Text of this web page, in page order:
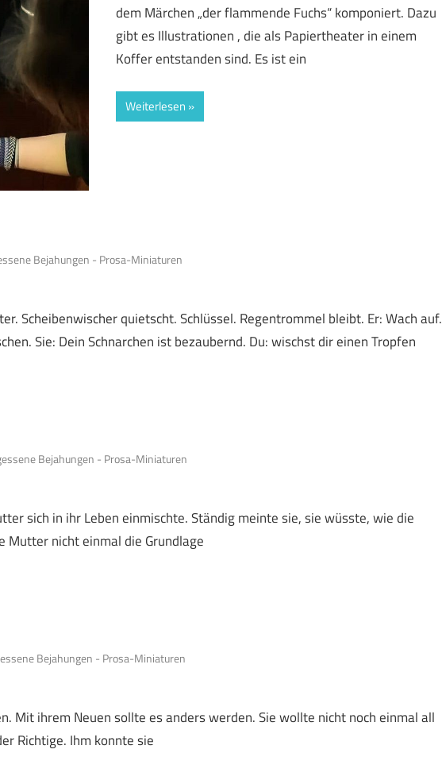
dem Märchen „der flammende Fuchs“ komponiert. Dazu
gibt es Illustrationen , die als Papiertheater in einem
Koffer entstanden sind. Es ist ein
Weiterlesen
Bejahungen - Prosa-Miniaturen
Scheibenwischer quietscht. Schlüssel. Regentrommel bleibt. Er: Wach auf.
Sie: Dein Schnarchen ist bezaubernd. Du: wischst dir einen Tropfen
Bejahungen - Prosa-Miniaturen
sich in ihr Leben einmischte. Ständig meinte sie, sie wüsste, wie die
Mutter nicht einmal die Grundlage
Bejahungen - Prosa-Miniaturen
Mit ihrem Neuen sollte es anders werden. Sie wollte nicht noch einmal all
Richtige. Ihm konnte sie